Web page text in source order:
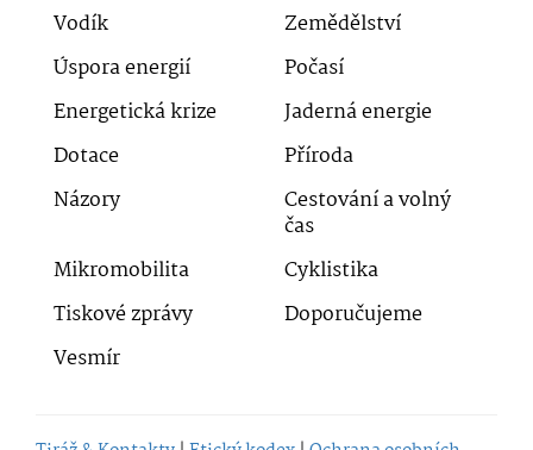
Vodík
Zemědělství
Úspora energií
Počasí
Energetická krize
Jaderná energie
Dotace
Příroda
Názory
Cestování a volný
čas
Mikromobilita
Cyklistika
Tiskové zprávy
Doporučujeme
Vesmír